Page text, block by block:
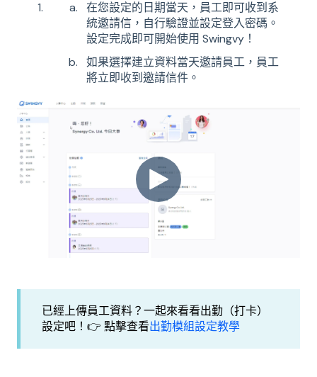
在您設定的日期當天，員工即可收到系
統邀請信，自行驗證並設定登入密碼。
設定完成即可開始使用 Swingvy！
如果選擇建立資料當天邀請員工，員工
將立即收到邀請信件。
已經上傳員工資料？一起來看看出勤（打卡）
設定吧！👉 點擊查看出勤模組設定教學